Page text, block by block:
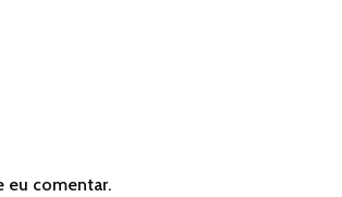
eu comentar.